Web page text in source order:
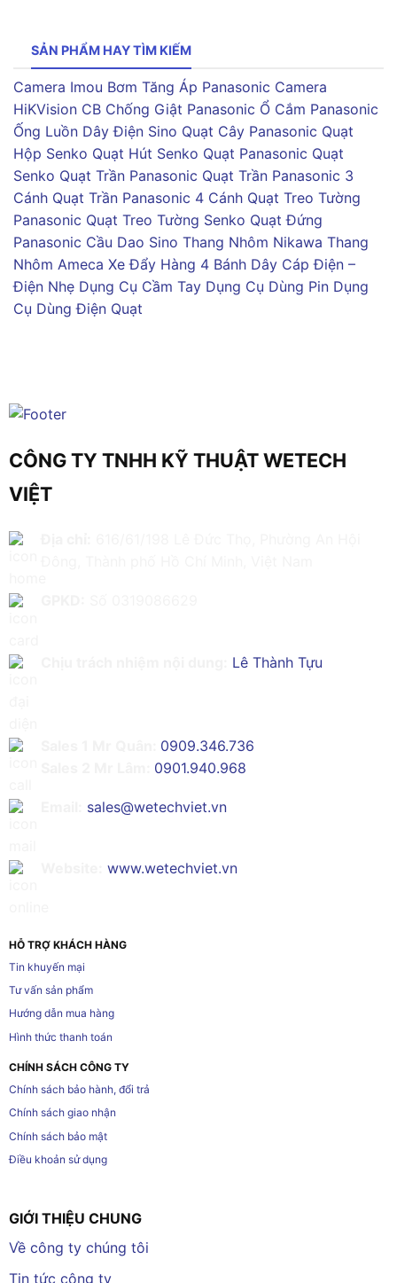
SẢN PHẨM HAY TÌM KIẾM
Camera Imou Bơm Tăng Áp Panasonic Camera
HiKVision CB Chống Giật Panasonic Ổ Cắm Panasonic
Ống Luồn Dây Điện Sino Quạt Cây Panasonic Quạt
Hộp Senko Quạt Hút Senko Quạt Panasonic Quạt
Senko Quạt Trần Panasonic Quạt Trần Panasonic 3
Cánh Quạt Trần Panasonic 4 Cánh Quạt Treo Tường
Panasonic Quạt Treo Tường Senko Quạt Đứng
Panasonic Cầu Dao Sino Thang Nhôm Nikawa Thang
Nhôm Ameca Xe Đẩy Hàng 4 Bánh Dây Cáp Điện –
Điện Nhẹ Dụng Cụ Cầm Tay Dụng Cụ Dùng Pin Dụng
Cụ Dùng Điện Quạt
CÔNG TY TNHH KỸ THUẬT WETECH
VIỆT
Lê Thành Tựu
0909.346.736
0901.940.968
sales@wetechviet.vn
www.wetechviet.vn
HỖ TRỢ KHÁCH HÀNG
Tin khuyến mại
Tư vấn sản phẩm
Hướng dẫn mua hàng
Hình thức thanh toán
CHÍNH SÁCH CÔNG TY
Chính sách bảo hành, đổi trả
Chính sách giao nhận
Chính sách bảo mật
Điều khoản sử dụng
GIỚI THIỆU CHUNG
Về công ty chúng tôi
Tin tức công ty